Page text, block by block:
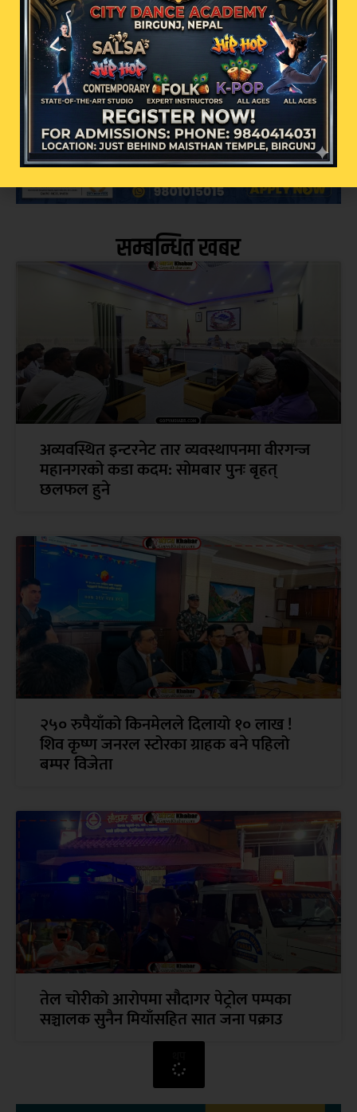
चार निर्माण कम्पनी
कालोसूचीमा
काठमाडौं ।– सार्वजनिक खरिद अनुगमन
कार्यालयले चार वटा निर्माण कम्पनी
सम्बन्धित खबर
अव्यवस्थित इन्टरनेट तार व्यवस्थापनमा वीरगन्ज
महानगरको कडा कदम: सोमबार पुनः बृहत्
छलफल हुने
२५० रुपैयाँको किनमेलले दिलायो १० लाख !
शिव कृष्ण जनरल स्टोरका ग्राहक बने पहिलो
बम्पर विजेता
तेल चोरीको आरोपमा सौदागर पेट्रोल पम्पका
सञ्चालक सुनैन मियाँसहित सात जना पक्राउ